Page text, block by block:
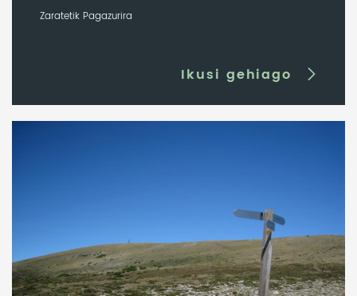
Zaratetik Pagazurira
Ikusi gehiago